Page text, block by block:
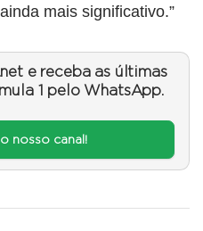
mais significativo.”
e receba as últimas
1 pelo WhatsApp.
nosso canal!